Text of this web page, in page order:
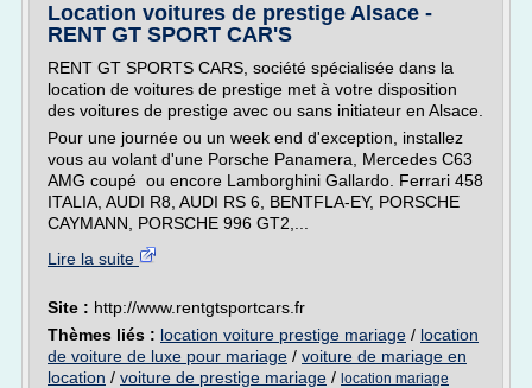
Location voitures de prestige Alsace -
RENT GT SPORT CAR'S
RENT GT SPORTS CARS, société spécialisée dans la
location de voitures de prestige met à votre disposition
des voitures de prestige avec ou sans initiateur en Alsace.
Pour une journée ou un week end d'exception, installez
vous au volant d'une Porsche Panamera, Mercedes C63
AMG coupé ou encore Lamborghini Gallardo. Ferrari 458
ITALIA, AUDI R8, AUDI RS 6, BENTFLA-EY, PORSCHE
CAYMANN, PORSCHE 996 GT2,...
Lire la suite
Site : http://www.rentgtsportcars.fr
Thèmes liés : location voiture prestige mariage / location
de voiture de luxe pour mariage / voiture de mariage en
location / voiture de prestige mariage / location mariage